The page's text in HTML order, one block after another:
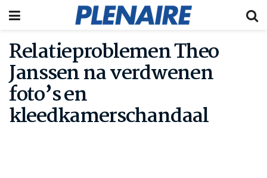
Relatieproblemen Theo
Janssen na verdwenen
foto’s en
kleedkamerschandaal